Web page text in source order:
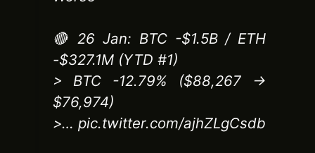
🔴 26 Jan: BTC -$1.5B / ETH
-$327.1M (YTD #1)
> BTC -12.79% ($88,267 →
$76,974)
>… pic.twitter.com/ajhZLgCsdb